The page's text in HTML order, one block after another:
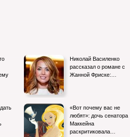
Николай Василенко
рассказал о романе с
Жанной Фриске:…
«Вот почему вас не
любят»: дочь сенатора
Маккейна
раскритиковала…